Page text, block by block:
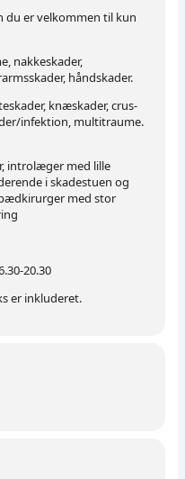
du er velkommen til kun
nakkeskader,
håndskader.
knæskader, crus-
infektion, multitraume.
introlæger med lille
i skadestuen og
med stor
20.30
er inkluderet.